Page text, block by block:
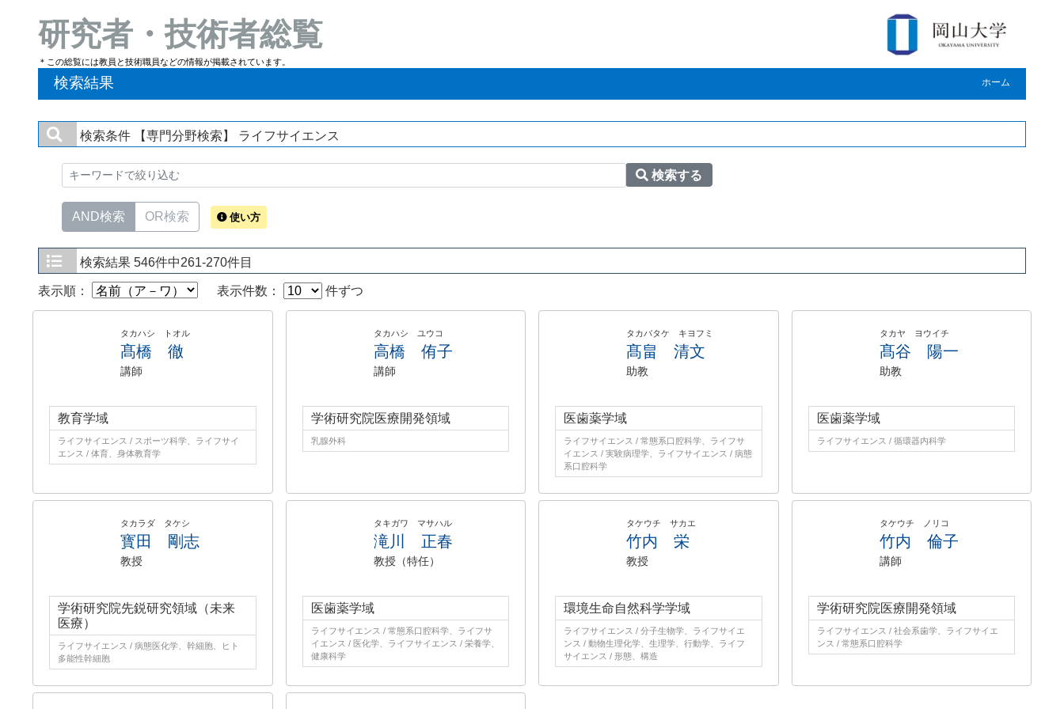
研究者・技術者総覧
＊この総覧には教員と技術職員などの情報が掲載されています。
検索結果 ホーム
検索条件 【専門分野検索】 ライフサイエンス
検索する
AND検索 OR検索 使い方
検索結果 546件中261-270件目
表示順： 表示件数： 件ずつ
タカハシ トオル
髙橋 徹
講師
教育学域
ライフサイエンス / スポーツ科学、ライフサイ
エンス / 体育、身体教育学
タカハシ ユウコ
高橋 侑子
講師
学術研究院医療開発領域
乳腺外科
タカバタケ キヨフミ
髙畠 清文
助教
医歯薬学域
ライフサイエンス / 常態系口腔科学、ライフサ
イエンス / 実験病理学、ライフサイエンス / 病態
系口腔科学
タカヤ ヨウイチ
髙谷 陽一
助教
医歯薬学域
ライフサイエンス / 循環器内科学
タカラダ タケシ
寳田 剛志
教授
学術研究院先鋭研究領域（未来
医療）
ライフサイエンス / 病態医化学、幹細胞、ヒト
多能性幹細胞
タキガワ マサハル
滝川 正春
教授（特任）
医歯薬学域
ライフサイエンス / 常態系口腔科学、ライフサ
イエンス / 医化学、ライフサイエンス / 栄養学、
健康科学
タケウチ サカエ
竹内 栄
教授
環境生命自然科学学域
ライフサイエンス / 分子生物学、ライフサイエ
ンス / 動物生理化学、生理学、行動学、ライフ
サイエンス / 形態、構造
タケウチ ノリコ
竹内 倫子
講師
学術研究院医療開発領域
ライフサイエンス / 社会系歯学、ライフサイエ
ンス / 常態系口腔科学